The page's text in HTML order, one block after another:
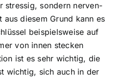
stressig, sondern nerven-
diesem Grund kann es
beispielsweise auf
von innen stecken
ist es sehr wichtig, die
wichtig, sich auch in der